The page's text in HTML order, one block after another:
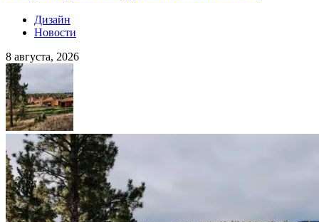
Дизайн
Новости
8 августа, 2026